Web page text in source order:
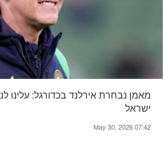
מאמן נבחרת אירלנד בכדורגל: עלינו
ישראל
May 30, 2026 07:42